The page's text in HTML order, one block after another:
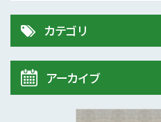
カテゴリ
Vitamin Table
アーカイブ